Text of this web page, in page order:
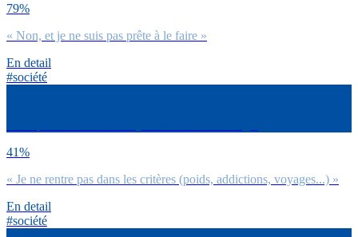
79%
« Non, et je ne suis pas prête à le faire »
En detail
#société
41%
« Je ne rentre pas dans les critères (poids, addictions, voyages...) »
En detail
#société